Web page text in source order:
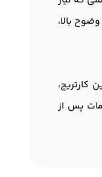
بالا،
این کارتریج،
پس از